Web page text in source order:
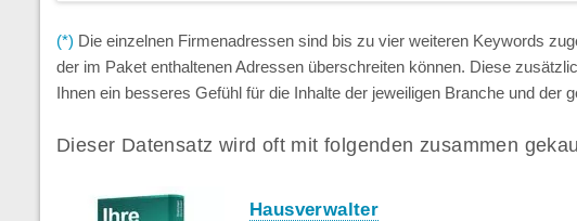
(*) Die einzelnen Firmenadressen sind bis zu vier weiteren Keywords
der im Paket enthaltenen Adressen überschreiten können. Diese
Ihnen ein besseres Gefühl für die Inhalte der jeweiligen Branche und der
Dieser Datensatz wird oft mit folgenden zusammen
Hausverwalter